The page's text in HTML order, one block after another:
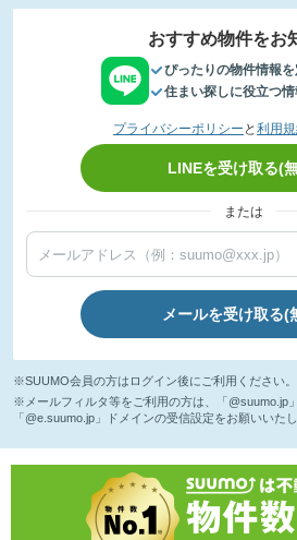
おすすめ物件をお
ぴったりの物件情報
住まい探しに役立つ
プライバシーポリシー と 利用
LINEを受け取る(
または
メールを受け取る(
※SUUMO会員の方はログイン後にご利用ください。
※メールフィルタ等をご利用の方は、「@suumo.jp
「@e.suumo.jp」ドメインの受信設定をお願いいたし